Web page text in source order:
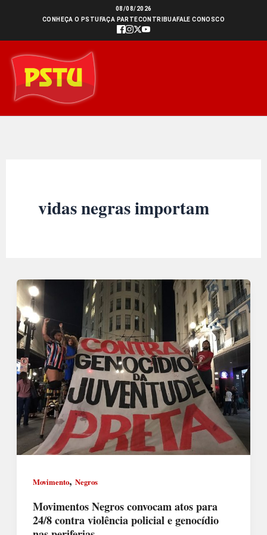
conteúdo
08/08/2026
CONHEÇA O PSTU FAÇA PARTECONTRIBUAFALE CONOSCO
vidas negras importam
Movimento, Negros
Movimentos Negros convocam atos para
24/8 contra violência policial e genocídio